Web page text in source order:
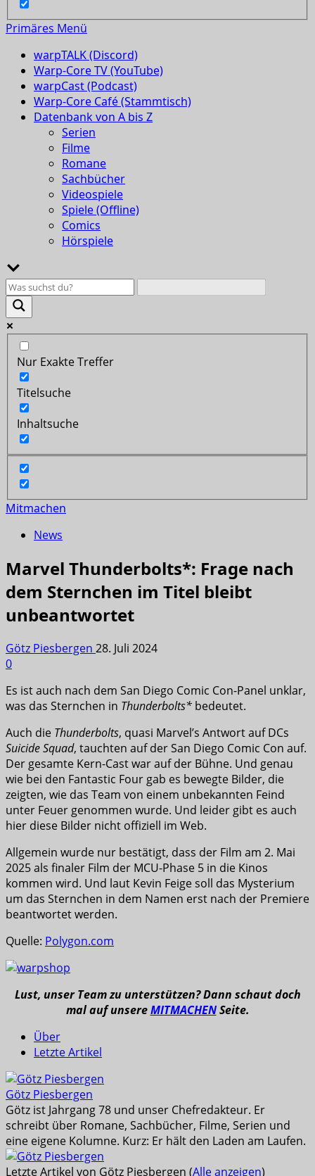
Primäres Menü
warpTALK (Discord)
Warp-Core TV (YouTube)
warpCast (Podcast)
Warp-Core Café (Stammtisch)
Datenbank von A bis Z
Serien
Filme
Romane
Sachbücher
Videospiele
Spiele (Offline)
Comics
Hörspiele
Nur Exakte Treffer
Titelsuche
Inhaltsuche
Mitmachen
News
Marvel Thunderbolts*: Frage nach
dem Sternchen im Titel bleibt
unbeantwortet
Götz Piesbergen 28. Juli 2024
0
Es ist auch nach dem San Diego Comic Con-Panel unklar,
was das Sternchen in Thunderbolts* bedeutet.
Auch die Thunderbolts, quasi Marvel’s Antwort auf DCs
Suicide Squad, tauchten auf der San Diego Comic Con auf.
Der gesamte Kern-Cast war auf der Bühne. Und genau
wie bei den Fantastic Four gab es bewegte Bilder, die
zeigten, wie das Team von einem unbekannten Feind
unter Feuer genommen wurde. Und leider gibt es auch
hier diese Bilder nicht offiziell im Web.
Allgemein wurde nur bestätigt, dass der Film am 2. Mai
2025 als finaler Film der MCU-Phase 5 in die Kinos
kommen wird. Und laut Kevin Feige soll das Mysterium
um das Sternchen in dem Namen erst nach der Premiere
beantwortet werden.
Quelle: Polygon.com
Lust, unser Team zu unterstützen? Dann schaut doch
mal auf unsereMITMACHENSeite.
Über
Letzte Artikel
Götz Piesbergen
Götz ist Jahrgang 78 und unser Chefredakteur. Er
schreibt über Romane, Sachbücher, Filme, Serien und
eine eigene Kolumne. Kurz: Er hält den Laden am Laufen.
Letzte Artikel von Götz Piesbergen (Alle anzeigen)